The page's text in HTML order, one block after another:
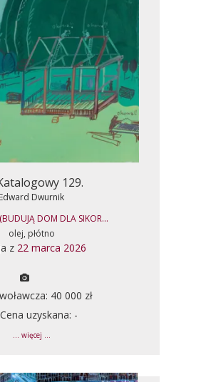
129.
Edward Dwurnik
DOM DLA SIKOR...
olej, płótno
z 22 marca 2026
40 000 zł
Cena uzyskana: -
... więcej ...